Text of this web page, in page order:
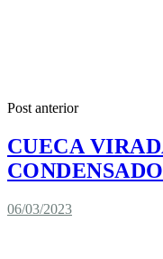
Post anterior
CUECA
CONDENSADO
06/03/2023